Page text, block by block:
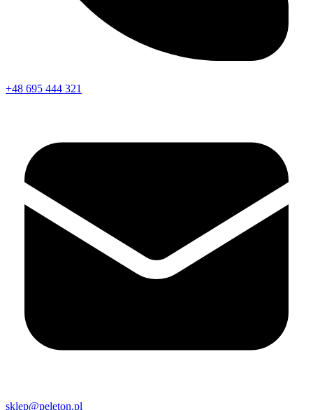
+48 695 444 321
sklep@peleton.pl